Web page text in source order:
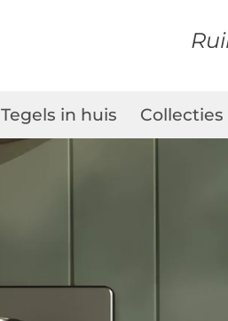
Tegels in huis Collecties